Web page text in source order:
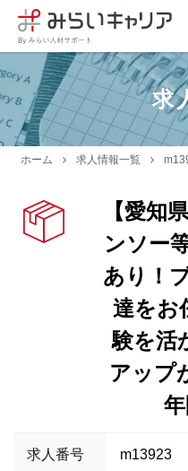
求
ホーム 求人情報一覧
【愛知
ンソー
あり！
達をお
験を活
アップ
求人番号 m13923